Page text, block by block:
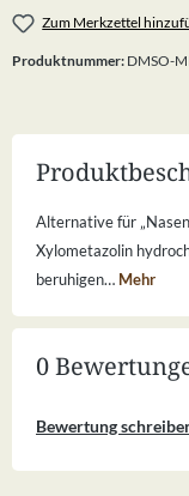
Zum Merkzettel
Produktnummer: DMSO-
Alternative für
Xylometazolin
beruhigen… Mehr
0
Bewertung